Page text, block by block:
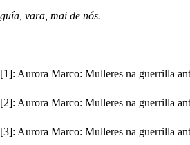
guía, vara, mai de nós.
[1]: Aurora Marco: Mulleres na guerrilla
[2]: Aurora Marco: Mulleres na guerrilla
[3]: Aurora Marco: Mulleres na guerrilla